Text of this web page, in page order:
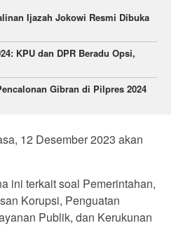
Ijazah Jokowi Resmi Dibuka
KPU dan DPR Beradu Opsi,
Gibran di Pilpres 2024
12 Desember 2023 akan
ini terkait soal Pemerintahan,
Korupsi, Penguatan
Publik, dan Kerukunan